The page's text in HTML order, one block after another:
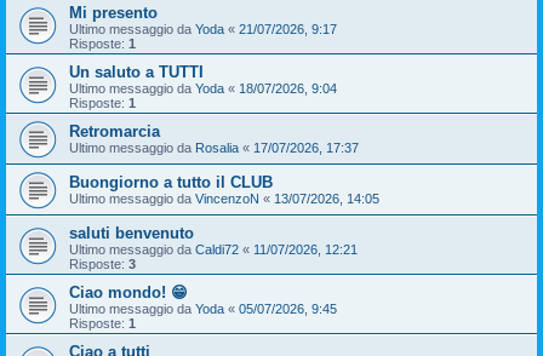
Mi presento
Ultimo messaggio da Yoda « 21/07/2026, 9:17
Risposte: 1
Un saluto a TUTTI
Ultimo messaggio da Yoda « 18/07/2026, 9:04
Risposte: 1
Retromarcia
Ultimo messaggio da Rosalia « 17/07/2026, 17:37
Buongiorno a tutto il CLUB
Ultimo messaggio da VincenzoN « 13/07/2026, 14:05
saluti benvenuto
Ultimo messaggio da Caldi72 « 11/07/2026, 12:21
Risposte: 3
Ciao mondo! 😁
Ultimo messaggio da Yoda « 05/07/2026, 9:45
Risposte: 1
Ciao a tutti